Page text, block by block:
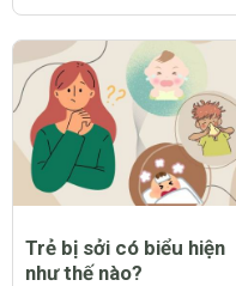
Trẻ bị sởi có biểu hiện
như thế nào?